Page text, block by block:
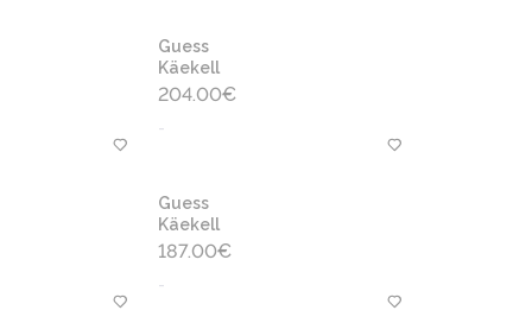
Guess
Käekell
204.00€
-
Guess
Käekell
187.00€
-